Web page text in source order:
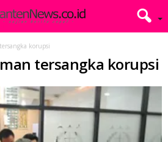
korupsi
tersangka korupsi